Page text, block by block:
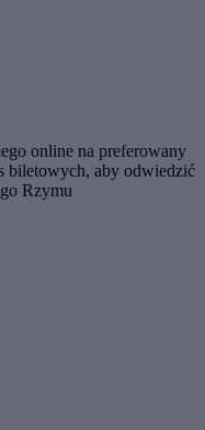
online na preferowany
biletowych, aby odwiedzić
Rzymu